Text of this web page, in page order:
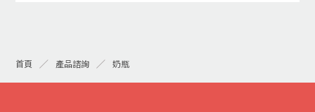
首頁 產品諮詢 奶瓶